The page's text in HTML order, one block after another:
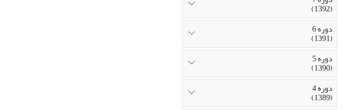
(1392)
دوره 6
(1391)
دوره 5
(1390)
دوره 4
(1389)